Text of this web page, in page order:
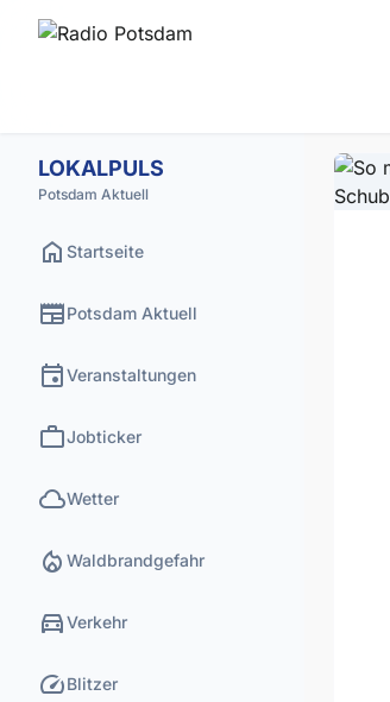
LOKALPULS
Potsdam Aktuell
home Startseite
newspaperPotsdam Aktuell
eventVeranstaltungen
workJobticker
cloudWetter
local_fire_department Waldbrandgefahr
directions_carVerkehr
speedBlitzer